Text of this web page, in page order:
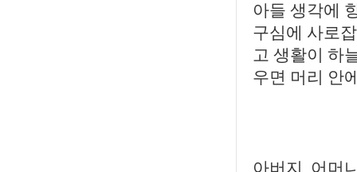
아들 생각에
구심에 사로
고 생활이 하
우면 머리 안
아버지, 어머